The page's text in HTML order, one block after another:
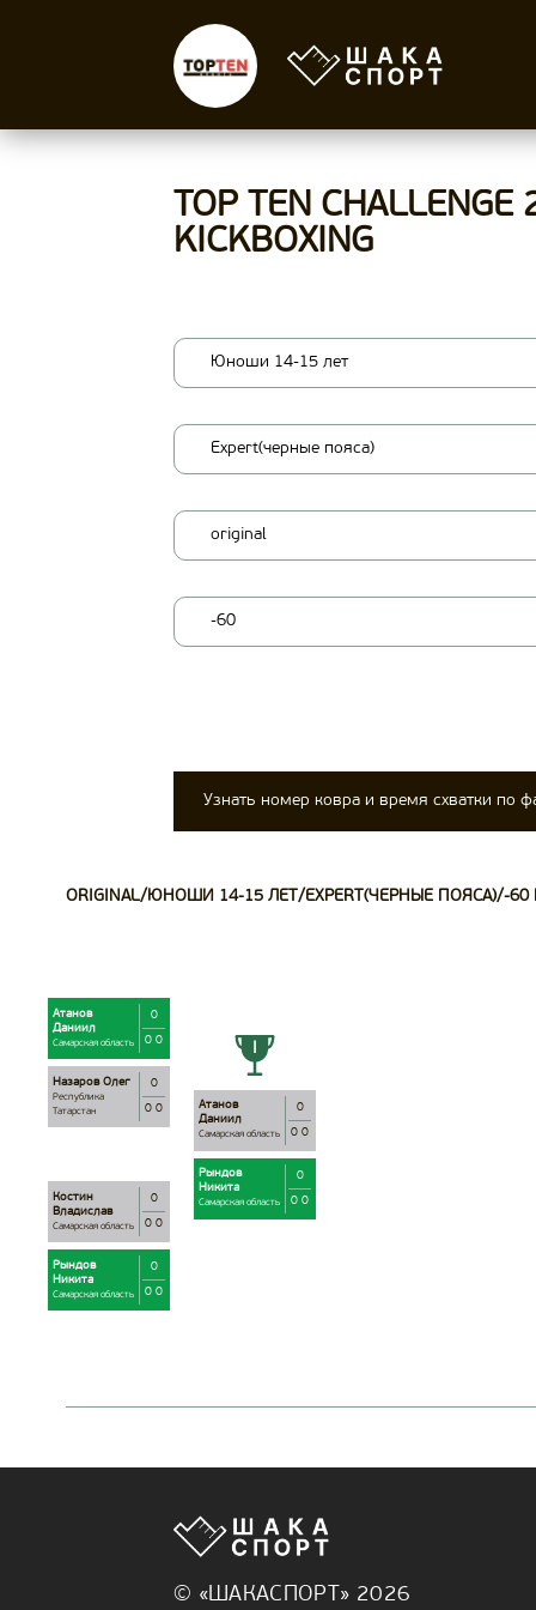
TOP TEN
KICKBOXING
Юноши 14-15 лет
Expert(черные пояса)
original
-60
Узнать номер ковра и время схватки по
ORIGINAL/ЮНОШИ 14-15 ЛЕТ/EXPERT(ЧЕРНЫЕ ПОЯСА)/-60
Атанов
Даниил
Самарская область
0
0 0
Назаров Олег
Республика
Татарстан
0
0 0
Костин
Владислав
Самарская область
0
0 0
Рындов
Никита
Самарская область
0
0 0
Атанов
Даниил
Самарская область
0
0 0
Рындов
Никита
Самарская область
0
0 0
© «ШАКАСПОРТ» 2026